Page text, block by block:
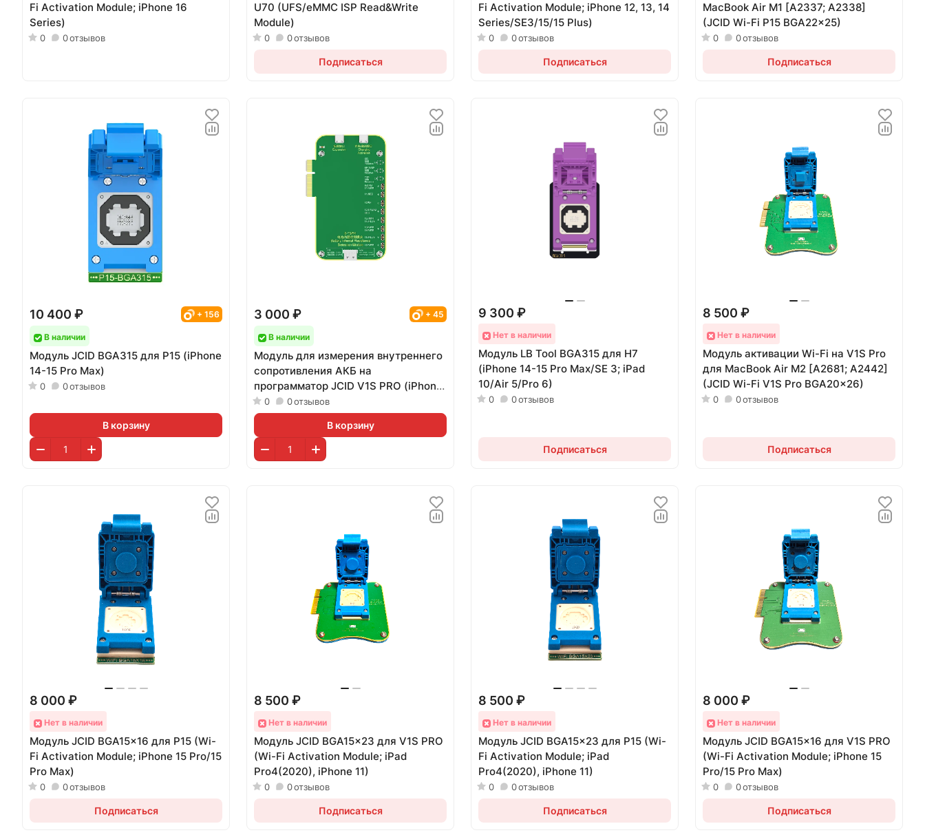
Fi Activation Module; iPhone 16
Series)
0 0отзывов
U70 (UFS/eMMC ISP Read&Write
Module)
0 0отзывов
Подписаться
Fi Activation Module; iPhone 12, 13, 14
Series/SE3/15/15 Plus)
0 0отзывов
Подписаться
MacBook Air M1 [A2337; A2338]
(JCID Wi-Fi P15 BGA22x25)
0 0отзывов
Подписаться
10 400 ₽ + 156
В наличии
Модуль JCID BGA315 для P15 (iPhone
14-15 Pro Max)
0 0отзывов
В корзину
3 000 ₽ + 45
В наличии
Модуль для измерения внутреннего
сопротивления АКБ на
программатор JCID V1S PRO (iPhone
8-15 PM)
0 0отзывов
В корзину
9 300 ₽
Нет в наличии
Модуль LB Tool BGA315 для H7
(iPhone 14-15 Pro Max/SE 3; iPad
10/Air 5/Pro 6)
0 0отзывов
Подписаться
8 500 ₽
Нет в наличии
Модуль активации Wi-Fi на V1S Pro
для MacBook Air M2 [A2681; A2442]
(JCID Wi-Fi V1S Pro BGA20x26)
0 0отзывов
Подписаться
8 000 ₽
Нет в наличии
Модуль JCID BGA15x16 для P15 (Wi-
Fi Activation Module; iPhone 15 Pro/15
Pro Max)
0 0отзывов
Подписаться
8 500 ₽
Нет в наличии
Модуль JCID BGA15x23 для V1S PRO
(Wi-Fi Activation Module; iPad
Pro4(2020), iPhone 11)
0 0отзывов
Подписаться
8 500 ₽
Нет в наличии
Модуль JCID BGA15x23 для P15 (Wi-
Fi Activation Module; iPad
Pro4(2020), iPhone 11)
0 0отзывов
Подписаться
8 000 ₽
Нет в наличии
Модуль JCID BGA15x16 для V1S PRO
(Wi-Fi Activation Module; iPhone 15
Pro/15 Pro Max)
0 0отзывов
Подписаться